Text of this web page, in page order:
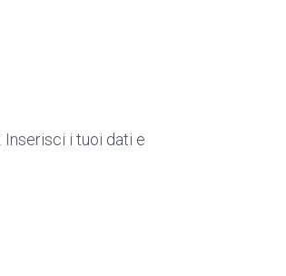
. Inserisci i tuoi dati e